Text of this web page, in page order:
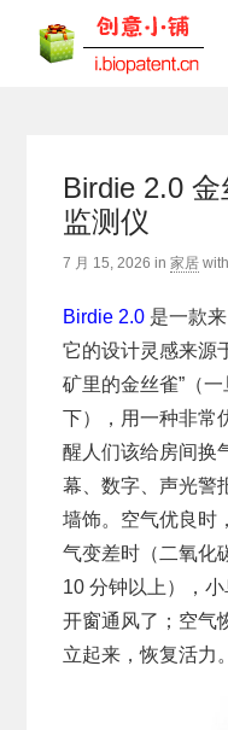
Birdie 2.0
监测仪
7 月 15, 2026 in家居
Birdie 2.0 是一款
它的设计灵感来源
矿里的金丝雀”（
下），用一种非常
醒人们该给房间换
幕、数字、声光警
墙饰。空气优良时
气变差时（二氧化
10 分钟以上），
开窗通风了；空气
立起来，恢复活力。